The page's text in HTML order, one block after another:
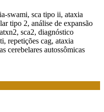
swami, sca tipo ii, ataxia
tipo 2, análise de expansão
sca2, diagnóstico
repetições cag, ataxia
cerebelares autossômicas